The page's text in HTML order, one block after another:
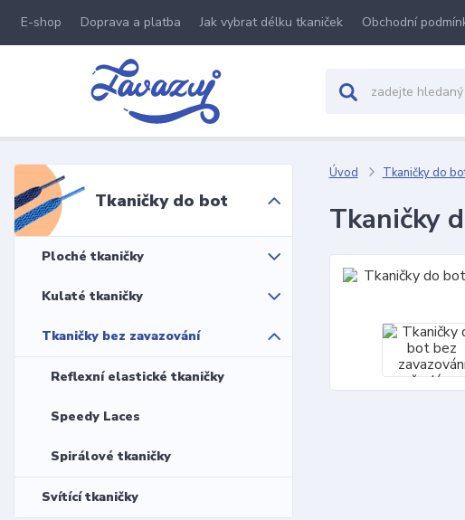
E-shop Doprava a platba Jak vybrat délku tkaniček Obchodní
Tkaničky do bot
Ploché tkaničky
Kulaté tkaničky
Tkaničky bez zavazování
Reflexní elastické tkaničky
Speedy Laces
Spirálové tkaničky
Svítící tkaničky
Úvod Tkaničky do
Tkaničky